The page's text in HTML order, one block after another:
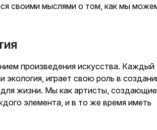
своими мыслями о том, как мы
произведения искусства. Каждый
экология, играет свою роль в
для жизни. Мы как артисты, создающие
элемента, и в то же время иметь